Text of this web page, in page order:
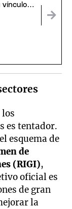
vínculo
los
es tentador.
esquema de
de
(RIGI),
oficial es
de gran
la